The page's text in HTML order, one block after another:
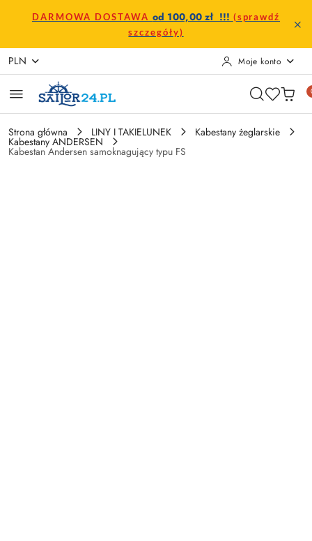
Przejdź do treści głównej
Przejdź do wyszukiwarki
Przejdź do moje konto
Przejdź do menu głównego
Przejdź do opisu produktu
Przejdź do stopki
DARMOWA DOSTAWA od 100,00 zł !!! (sprawdź
szczegóły)
PLN Moje konto
Strona główna LINY I TAKIELUNEK Kabestany żeglarskie
Kabestany ANDERSEN
Kabestan Andersen samoknagujący typu FS